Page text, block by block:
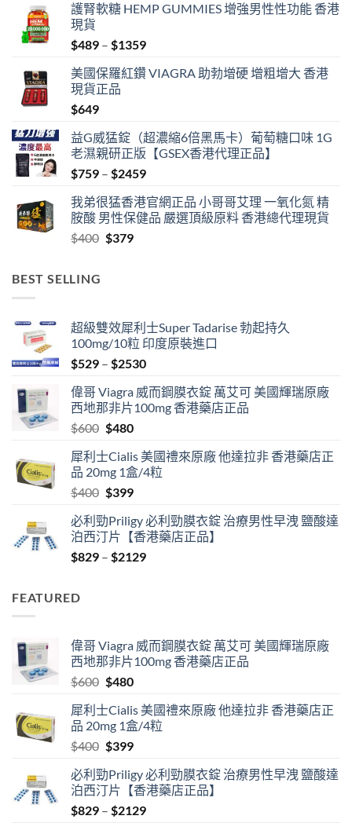
護腎軟糖 HEMP GUMMIES 增強男性性功能 香港
現貨
$489 – $1359Price
$489
美國保羅紅鑽 VIAGRA 助勃增硬 增粗增大 香港
現貨正品
$649
益G威猛錠（超濃縮6倍黑馬卡）葡萄糖口味 1G
老濕親研正版【GSEX香港代理正品】
$759 – $2459Price
$759
through
我弟很猛香港官網正品 小哥哥艾理 一氧化氮 精
胺酸 男性保健品 嚴選頂級原料 香港總代理現貨
$400 Original
$379Current
BEST SELLING
超級雙效犀利士Super Tadarise 勃起持久
100mg/10粒 印度原裝進口
$529 – $2530Price
$529
through
偉哥 Viagra 威而鋼膜衣錠 萬艾可 美國輝瑞原廠
西地那非片100mg 香港藥店正品
$600 Original
was:
$600.
$480Current
is:
$480.
犀利士Cialis 美國禮來原廠 他達拉非 香港藥店正
品 20mg 1盒/4粒
$400 Original
was:
$400.
$399Current
is:
$399.
必利勁Priligy 必利勁膜衣錠 治療男性早洩 鹽酸達
泊西汀片【香港藥店正品】
$829 – $2129Price
FEATURED
偉哥 Viagra 威而鋼膜衣錠 萬艾可 美國輝瑞原廠
西地那非片100mg 香港藥店正品
$600 Original
was:
$600.
$480Current
is:
$480.
犀利士Cialis 美國禮來原廠 他達拉非 香港藥店正
品 20mg 1盒/4粒
$400 Original
was:
$400.
$399Current
is:
$399.
必利勁Priligy 必利勁膜衣錠 治療男性早洩 鹽酸達
泊西汀片【香港藥店正品】
$829 – $2129Price